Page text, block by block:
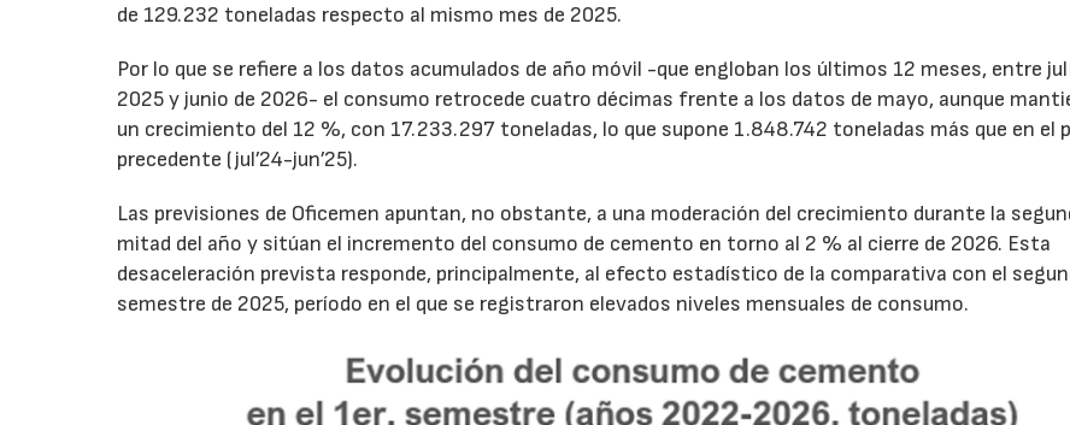
de 129.232 toneladas respecto al mismo mes de 2025.
Por lo que se refiere a los datos acumulados de año móvil -que engloban los últimos 12 meses, entre
2025 y junio de 2026- el consumo retrocede cuatro décimas frente a los datos de mayo, aunque
un crecimiento del 12 %, con 17.233.297 toneladas, lo que supone 1.848.742 toneladas más que en el
precedente (jul’24-jun’25).
Las previsiones de Oficemen apuntan, no obstante, a una moderación del crecimiento durante la
mitad del año y sitúan el incremento del consumo de cemento en torno al 2 % al cierre de 2026. Esta
desaceleración prevista responde, principalmente, al efecto estadístico de la comparativa con el
semestre de 2025, período en el que se registraron elevados niveles mensuales de consumo.